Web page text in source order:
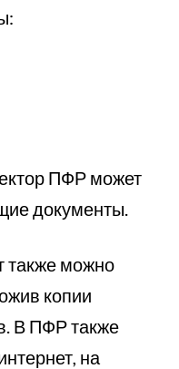
ПФР может
документы.
также можно
копии
В ПФР также
на